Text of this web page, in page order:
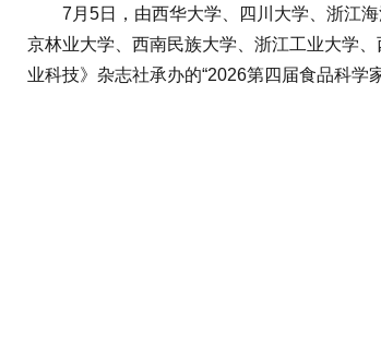
7月5日，由西华大学、四川大学、浙江海
京林业大学、西南民族大学、浙江工业大学
业科技》杂志社承办的“2026第四届食品科学